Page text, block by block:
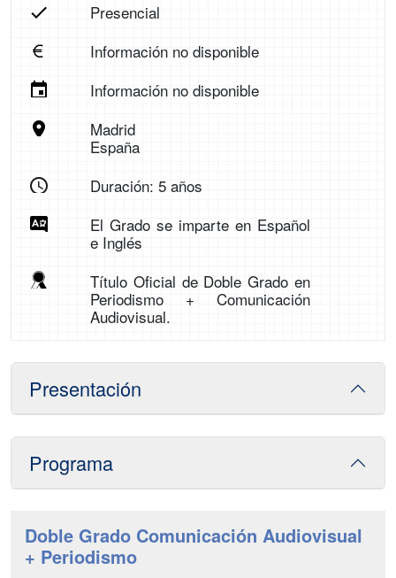
Presencial
Información no disponible
Información no disponible
Madrid
España
Duración: 5 años
El Grado se imparte en Español
e Inglés
Título Oficial de Doble Grado en
Periodismo + Comunicación
Audiovisual.
Presentación
Programa
Doble Grado Comunicación Audiovisual
+ Periodismo